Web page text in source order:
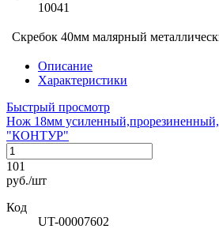
10041
Скребок 40мм малярный
Описание
Характеристики
Быстрый просмотр
Нож 18мм усиленный,прорезиненный,
"КОНТУР"
101
руб./шт
Код
UT-00007602